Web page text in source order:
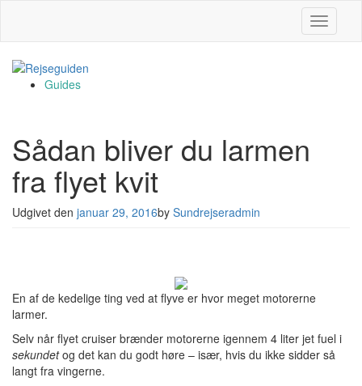
Slå
Guides
Sådan bliver du larmen
fra flyet kvit
Udgivet den januar 29, 2016by Sundrejseradmin
En af de kedelige ting ved at flyve er hvor meget motorerne
larmer.
Selv når flyet cruiser brænder motorerne igennem 4 liter jet fuel i
sekundetog det kan du godt høre – især, hvis du ikke sidder så
langt fra vingerne.